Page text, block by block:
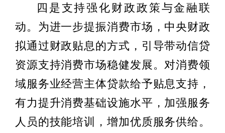
四是支持强化财政政策与金融联
动。为进一步提振消费市场，中央财政
拟通过财政贴息的方式，引导带动信贷
资源支持消费市场稳健发展。对消费领
域服务业经营主体贷款给予贴息支持，
有力提升消费基础设施水平，加强服务
人员的技能培训，增加优质服务供给。